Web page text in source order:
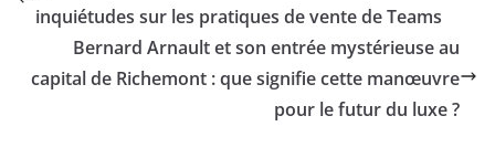
inquiétudes sur les pratiques de vente de Teams
Bernard Arnault et son entrée mystérieuse au
capital de Richemont : que signifie cette manœuvre
pour le futur du luxe ?